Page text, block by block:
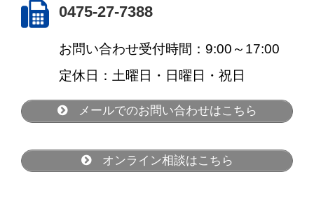
0475-27-7388
お問い合わせ受付時間：9:00～17:00
定休日：土曜日・日曜日・祝日
メールでのお問い合わせはこちら
オンライン相談はこちら